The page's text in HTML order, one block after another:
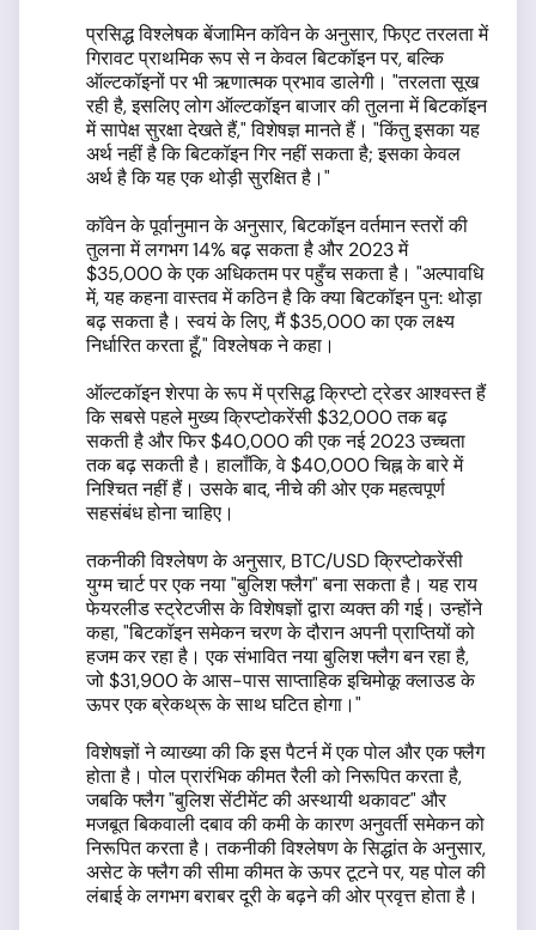
प्रसिद्ध विश्लेषक बेंजामिन कॉवेन के अनुसार, फिएट तरलता में
गिरावट प्राथमिक रूप से न केवल बिटकॉइन पर, बल्कि
ऑल्टकॉइनों पर भी ऋणात्मक प्रभाव डालेगी। "तरलता सूख
रही है, इसलिए लोग ऑल्टकॉइन बाजार की तुलना में बिटकॉइन
में सापेक्ष सुरक्षा देखते हैं," विशेषज्ञ मानते हैं। "किंतु इसका यह
अर्थ नहीं है कि बिटकॉइन गिर नहीं सकता है; इसका केवल
अर्थ है कि यह एक थोड़ी सुरक्षित है।"
कॉवेन के पूर्वानुमान के अनुसार, बिटकॉइन वर्तमान स्तरों की
तुलना में लगभग 14% बढ़ सकता है और 2023 में
$35,000 के एक अधिकतम पर पहुँच सकता है। "अल्पावधि
में, यह कहना वास्तव में कठिन है कि क्या बिटकॉइन पुन: थोड़ा
बढ़ सकता है। स्वयं के लिए, मैं $35,000 का एक लक्ष्य
निर्धारित करता हूँ," विश्लेषक ने कहा।
ऑल्टकॉइन शेरपा के रूप में प्रसिद्ध क्रिप्टो ट्रेडर आश्वस्त हैं
कि सबसे पहले मुख्य क्रिप्टोकरेंसी $32,000 तक बढ़
सकती है और फिर $40,000 की एक नई 2023 उच्चता
तक बढ़ सकती है। हालाँकि, वे $40,000 चिह्न के बारे में
निश्चित नहीं हैं। उसके बाद, नीचे की ओर एक महत्वपूर्ण
सहसंबंध होना चाहिए।
तकनीकी विश्लेषण के अनुसार, BTC/USD क्रिप्टोकरेंसी
युग्म चार्ट पर एक नया "बुलिश फ्लैग" बना सकता है। यह राय
फेयरलीड स्ट्रेटजीस के विशेषज्ञों द्वारा व्यक्त की गई। उन्होंने
कहा, "बिटकॉइन समेकन चरण के दौरान अपनी प्राप्तियों को
हजम कर रहा है। एक संभावित नया बुलिश फ्लैग बन रहा है,
जो $31,900 के आस-पास साप्ताहिक इचिमोकू क्लाउड के
ऊपर एक ब्रेकथ्रू के साथ घटित होगा।"
विशेषज्ञों ने व्याख्या की कि इस पैटर्न में एक पोल और एक फ्लैग
होता है। पोल प्रारंभिक कीमत रैली को निरूपित करता है,
जबकि फ्लैग "बुलिश सेंटीमेंट की अस्थायी थकावट" और
मजबूत बिकवाली दबाव की कमी के कारण अनुवर्ती समेकन को
निरूपित करता है। तकनीकी विश्लेषण के सिद्धांत के अनुसार,
असेट के फ्लैग की सीमा कीमत के ऊपर टूटने पर, यह पोल की
लंबाई के लगभग बराबर दूरी के बढ़ने की ओर प्रवृत्त होता है।